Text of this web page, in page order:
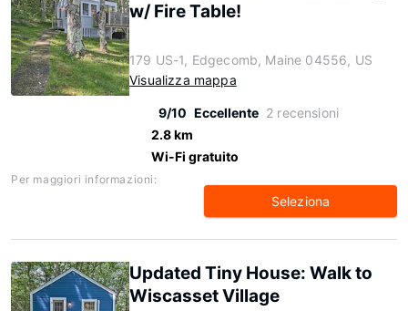
w/ Fire Table!
179 US-1, Edgecomb, Maine 04556, US
Visualizza mappa
9/10 Eccellente 2 recensioni
2.8 km
Wi-Fi gratuito
Per maggiori informazioni:
Seleziona
Updated Tiny House: Walk to
Wiscasset Village